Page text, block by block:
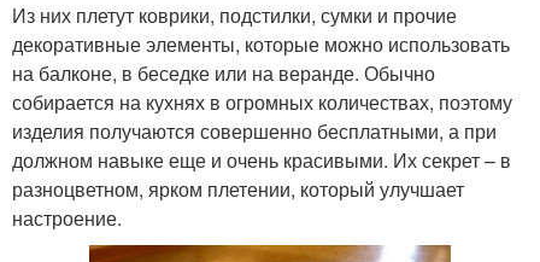
Из них плетут коврики, подстилки, сумки и прочие
декоративные элементы, которые можно использовать
на балконе, в беседке или на веранде. Обычно
собирается на кухнях в огромных количествах, поэтому
изделия получаются совершенно бесплатными, а при
должном навыке еще и очень красивыми. Их секрет – в
разноцветном, ярком плетении, который улучшает
настроение.